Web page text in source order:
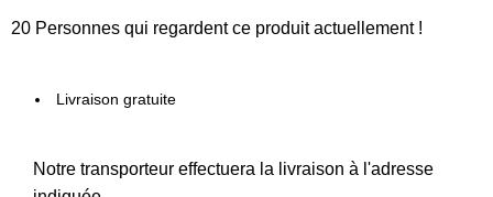
20 Personnes qui regardent ce produit actuellement !
Livraison gratuite
Notre transporteur effectuera la livraison à l'adresse